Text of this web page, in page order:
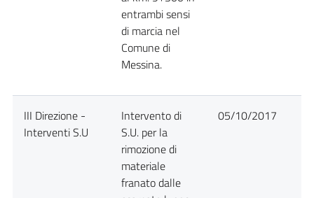
entrambi sensi
di marcia nel
Comune di
Messina.
III Direzione -
Interventi S.U
Intervento di
S.U. per la
rimozione di
materiale
franato dalle
05/10/2017